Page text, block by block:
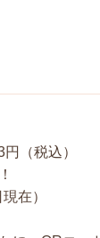
（税込）
在）